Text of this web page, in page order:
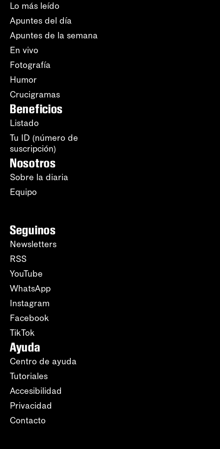
Lo más leído
Apuntes del día
Apuntes de la semana
En vivo
Fotografía
Humor
Crucigramas
Beneficios
Listado
Tu ID (número de
suscripción)
Nosotros
Sobre la diaria
Equipo
Seguinos
Newsletters
RSS
YouTube
WhatsApp
Instagram
Facebook
TikTok
Ayuda
Centro de ayuda
Tutoriales
Accesibilidad
Privacidad
Contacto